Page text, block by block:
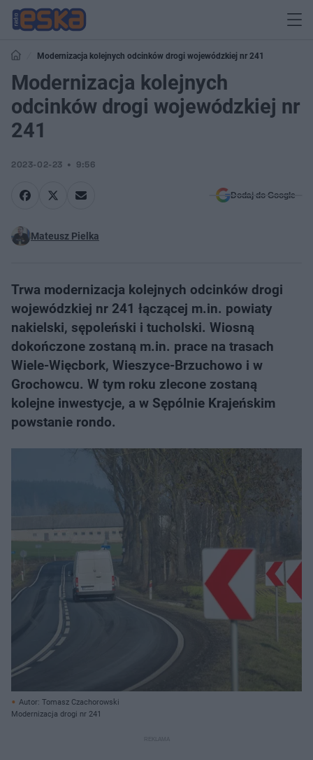
Modernizacja kolejnych odcinków drogi wojewódzkiej nr 241
Modernizacja kolejnych
odcinków drogi wojewódzkiej nr
241
2023-02-23 9:56
Dodaj do Google
Mateusz Pielka
Trwa modernizacja kolejnych odcinków drogi
wojewódzkiej nr 241 łączącej m.in. powiaty
nakielski, sępoleński i tucholski. Wiosną
dokończone zostaną m.in. prace na trasach
Wiele-Więcbork, Wieszyce-Brzuchowo i w
Grochowcu. W tym roku zlecone zostaną
kolejne inwestycje, a w Sępólnie Krajeńskim
powstanie rondo.
Autor: Tomasz Czachorowski
Modernizacja drogi nr 241